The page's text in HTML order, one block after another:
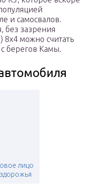
и самосвалов.
без зазрения
можно считать
берегов Камы.
лицо